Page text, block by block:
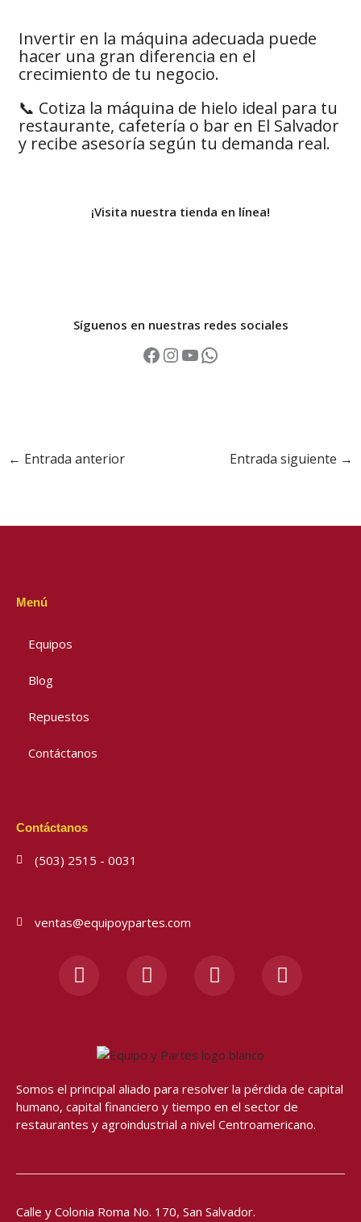
Invertir en la máquina adecuada puede
hacer una gran diferencia en el
crecimiento de tu negocio.
📞 Cotiza la máquina de hielo ideal para tu
restaurante, cafetería o bar en El Salvador
y recibe asesoría según tu demanda real.
¡Visita nuestra tienda en línea!
Síguenos en nuestras redes sociales
← Entrada anterior Entrada siguiente →
Menú
Equipos
Blog
Repuestos
Contáctanos
Contáctanos
(503) 2515 - 0031
ventas@equipoypartes.com
a
k
-
f
n
g
a
m
o
b
h
p
Somos el principal aliado para resolver la pérdida de capital
humano, capital financiero y tiempo en el sector de
restaurantes y agroindustrial a nivel Centroamericano.
Calle y Colonia Roma No. 170, San Salvador.